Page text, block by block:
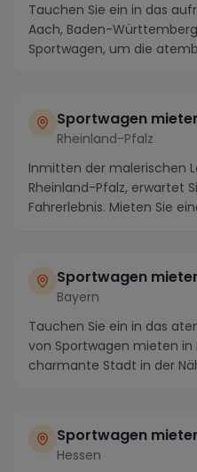
Tauchen Sie ein in das
Aach, Baden-
Sportwagen, um die
Sportwagen
Rheinland-Pfalz
Inmitten der malerischen
Rheinland-Pfalz, erwartet
Fahrerlebnis. Mieten Sie
Sportwagen
Bayern
Tauchen Sie ein in das
von Sportwagen mieten in
charmante Stadt in der
Sportwagen
Hessen